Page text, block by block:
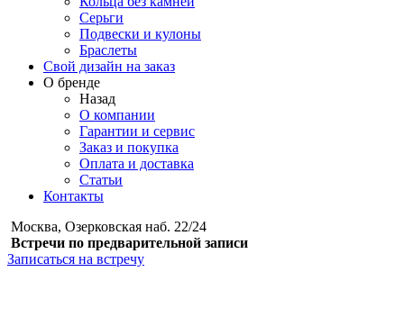
Серьги
Подвески и кулоны
Браслеты
Свой дизайн на заказ
О бренде
Назад
О компании
Гарантии и сервис
Заказ и покупка
Оплата и доставка
Статьи
Контакты
Москва, Озерковская наб. 22/24
Встречи по предварительной записи
Записаться на встречу